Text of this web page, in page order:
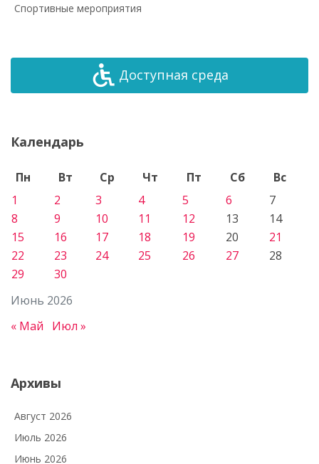
Спортивные мероприятия
Доступная среда
Календарь
Июнь 2026
Пн Вт Ср Чт Пт Сб
Вс
1
2 3 4 5 6
7
8
9 10 11 12 13
14
15
16 17 18 19 20
21
22
23 24 25 26 27
28
29
30
« Май Июл »
Архивы
Август 2026
Июль 2026
Июнь 2026